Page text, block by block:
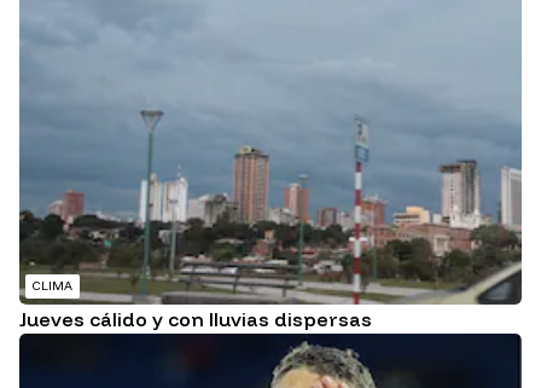
CLIMA
Jueves cálido y con lluvias dispersas